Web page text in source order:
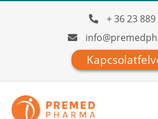
+ 36 23 889